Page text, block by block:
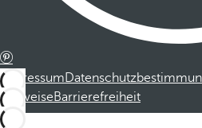
Impressum
HinweiseBarrierefreiheit